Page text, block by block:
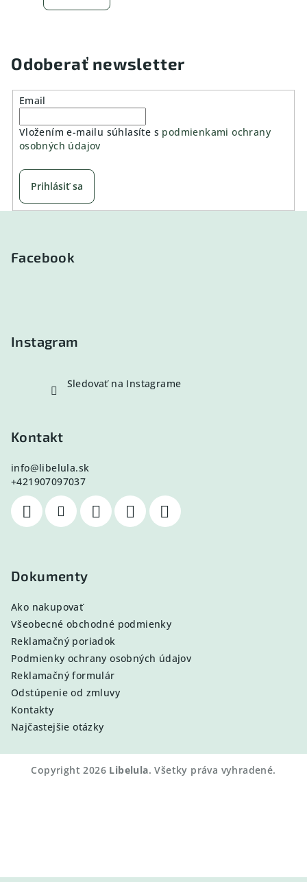
Odoberať newsletter
Email
Vložením e-mailu súhlasíte s podmienkami ochrany
osobných údajov
Prihlásiť sa
Facebook
Instagram
Sledovať na Instagrame
Kontakt
info@libelula.sk
+421907097037
Dokumenty
Ako nakupovať
Všeobecné obchodné podmienky
Reklamačný poriadok
Podmienky ochrany osobných údajov
Reklamačný formulár
Odstúpenie od zmluvy
Kontakty
Najčastejšie otázky
Copyright 2026 Libelula. Všetky práva vyhradené.